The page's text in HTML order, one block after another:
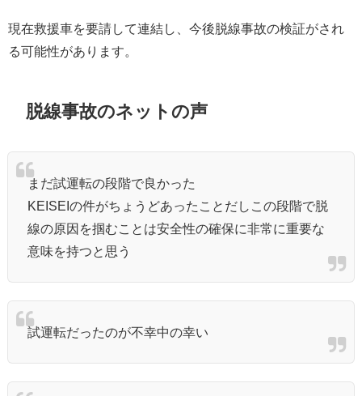
現在救援車を要請して連結し、今後脱線事故の検証がされ
る可能性があります。
脱線事故のネットの声
まだ試運転の段階で良かった
KEISEIの件がちょうどあったことだしこの段階で脱
線の原因を掴むことは安全性の確保に非常に重要な
意味を持つと思う
試運転だったのが不幸中の幸い